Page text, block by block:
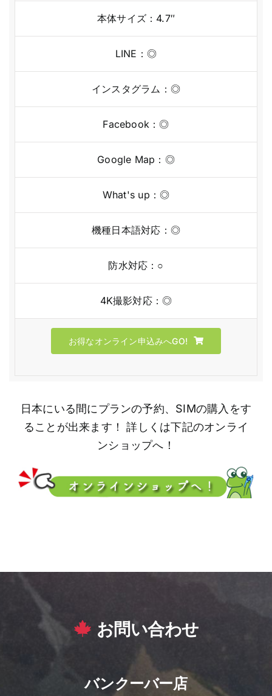
本体サイズ：4.7″
LINE：◎
インスタグラム：◎
Facebook：◎
Google Map：◎
What's up：◎
機種日本語対応：◎
防水対応：○
4K撮影対応：◎
お得なオンライン申込みへGO!
日本にいる間にプランの予約、SIMの購入をす
ることが出来ます！ 詳しくは下記のオンライ
ンショップへ！
お問い合わせ
バンクーバー店